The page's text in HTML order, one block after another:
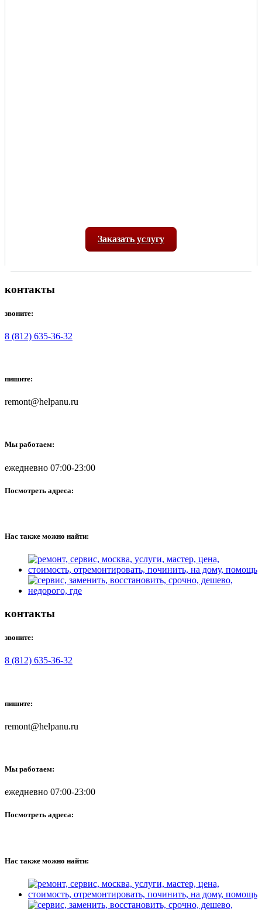
Заказать услугу
контакты
звоните:
8 (812) 635-36-32
пишите:
remont@helpanu.ru
Мы работаем:
ежедневно 07:00-23:00
Посмотреть адреса:
Нас также можно найти:
контакты
звоните:
8 (812) 635-36-32
пишите:
remont@helpanu.ru
Мы работаем:
ежедневно 07:00-23:00
Посмотреть адреса:
Нас также можно найти: